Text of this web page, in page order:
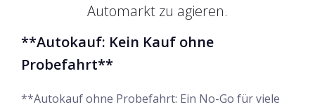
Automarkt zu agieren.
**Autokauf: Kein Kauf ohne
Probefahrt**
**Autokauf ohne Probefahrt: Ein No-Go für viele